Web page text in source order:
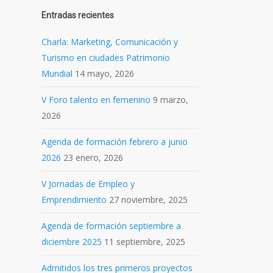
Entradas recientes
Charla: Marketing, Comunicación y
Turismo en ciudades Patrimonio
Mundial 14 mayo, 2026
V Foro talento en femenino 9 marzo,
2026
Agenda de formación febrero a junio
2026 23 enero, 2026
V Jornadas de Empleo y
Emprendimiento 27 noviembre, 2025
Agenda de formación septiembre a
diciembre 2025 11 septiembre, 2025
Admitidos los tres primeros proyectos